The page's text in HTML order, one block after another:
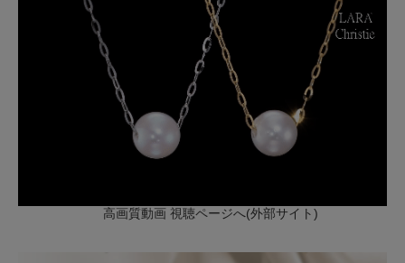
高画質動画 視聴ページへ(外部サイト)